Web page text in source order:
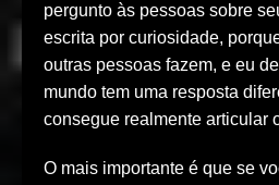
pergunto às pessoas sobre
escrita por curiosidade,
outras pessoas fazem, e eu
mundo tem uma resposta
consegue realmente articular
O mais importante é que se